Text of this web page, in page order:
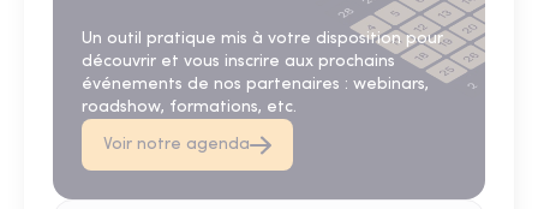
Un outil pratique mis à votre disposition pour
découvrir et vous inscrire aux prochains
événements de nos partenaires : webinars,
roadshow, formations, etc.
Voir notre agenda